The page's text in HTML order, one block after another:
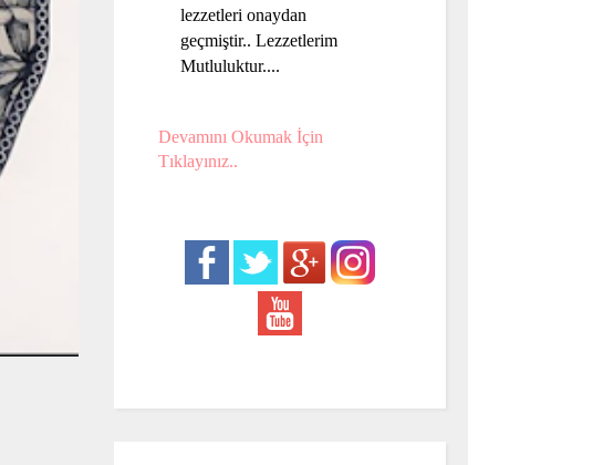
lezzetleri onaydan
geçmiştir.. Lezzetlerim
Mutluluktur....
Devamını Okumak İçin
Tıklayınız..